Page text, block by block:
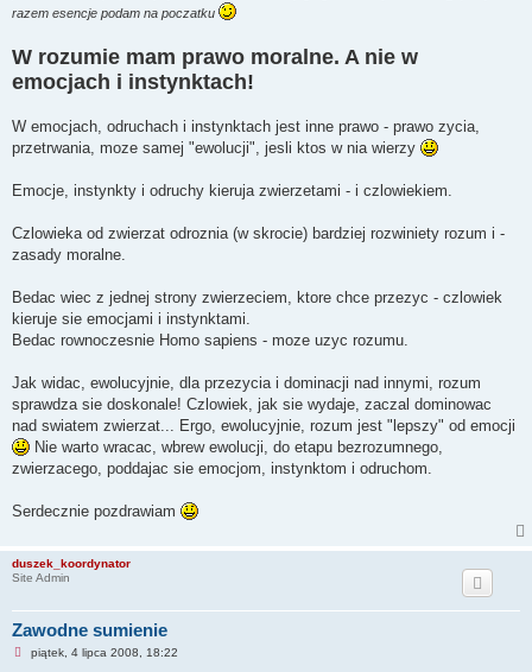
t
y
o
razem esencje podam na poczatku
W rozumie mam prawo moralne. A nie w
emocjach i instynktach!
W emocjach, odruchach i instynktach jest inne prawo - prawo zycia,
przetrwania, moze samej "ewolucji", jesli ktos w nia wierzy
Emocje, instynkty i odruchy kieruja zwierzetami - i czlowiekiem.
Czlowieka od zwierzat odroznia (w skrocie) bardziej rozwiniety rozum i -
zasady moralne.
Bedac wiec z jednej strony zwierzeciem, ktore chce przezyc - czlowiek
kieruje sie emocjami i instynktami.
Bedac rownoczesnie Homo sapiens - moze uzyc rozumu.
Jak widac, ewolucyjnie, dla przezycia i dominacji nad innymi, rozum
sprawdza sie doskonale! Czlowiek, jak sie wydaje, zaczal dominowac
nad swiatem zwierzat... Ergo, ewolucyjnie, rozum jest "lepszy" od emocji
Nie warto wracac, wbrew ewolucji, do etapu bezrozumnego,
zwierzacego, poddajac sie emocjom, instynktom i odruchom.
Serdecznie pozdrawiam
duszek_koordynator
Site Admin
Zawodne sumienie
Npiątek, 4 lipca 2008, 18:22